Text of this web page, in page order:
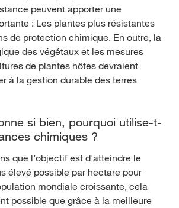
peuvent apporter une
: Les plantes plus résistantes
de protection chimique. En outre, la
des végétaux et les mesures
de plantes hôtes devraient
à la gestion durable des terres
si bien, pourquoi utilise-t-
chimiques ?
que l’objectif est d'atteindre le
élevé possible par hectare pour
mondiale croissante, cela
possible que grâce à la meilleure